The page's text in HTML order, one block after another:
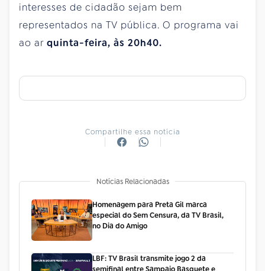
interesses de cidadão sejam bem
representados na TV pública. O programa vai
ao ar quinta-feira, às 20h40.
Compartilhe essa notícia
Notícias Relacionadas
Homenagem para Preta Gil marca
especial do Sem Censura, da TV Brasil,
no Dia do Amigo
LBF: TV Brasil transmite jogo 2 da